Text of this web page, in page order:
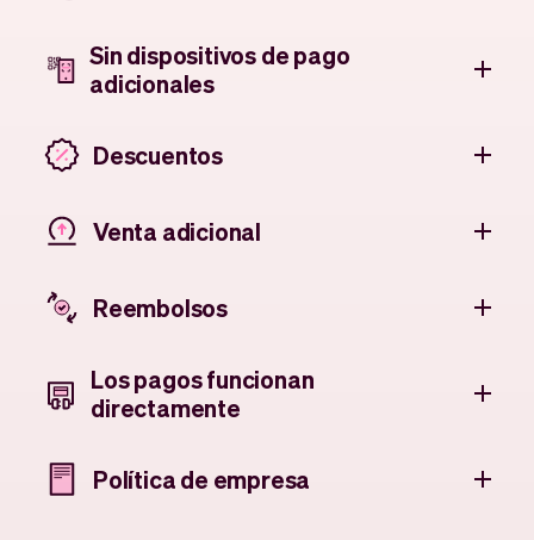
Sin dispositivos de pago
adicionales
Descuentos
Venta adicional
Reembolsos
Los pagos funcionan
directamente
Política de empresa